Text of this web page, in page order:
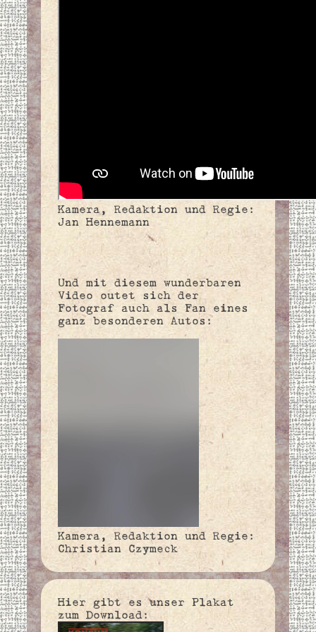
Kamera, Redaktion und Regie:
Jan Hennemann
Und mit diesem wunderbaren
Video outet sich der
Fotograf auch als Fan eines
ganz besonderen Autos:
Kamera, Redaktion und Regie:
Christian Czymeck
Hier gibt es unser Plakat
zum Download: